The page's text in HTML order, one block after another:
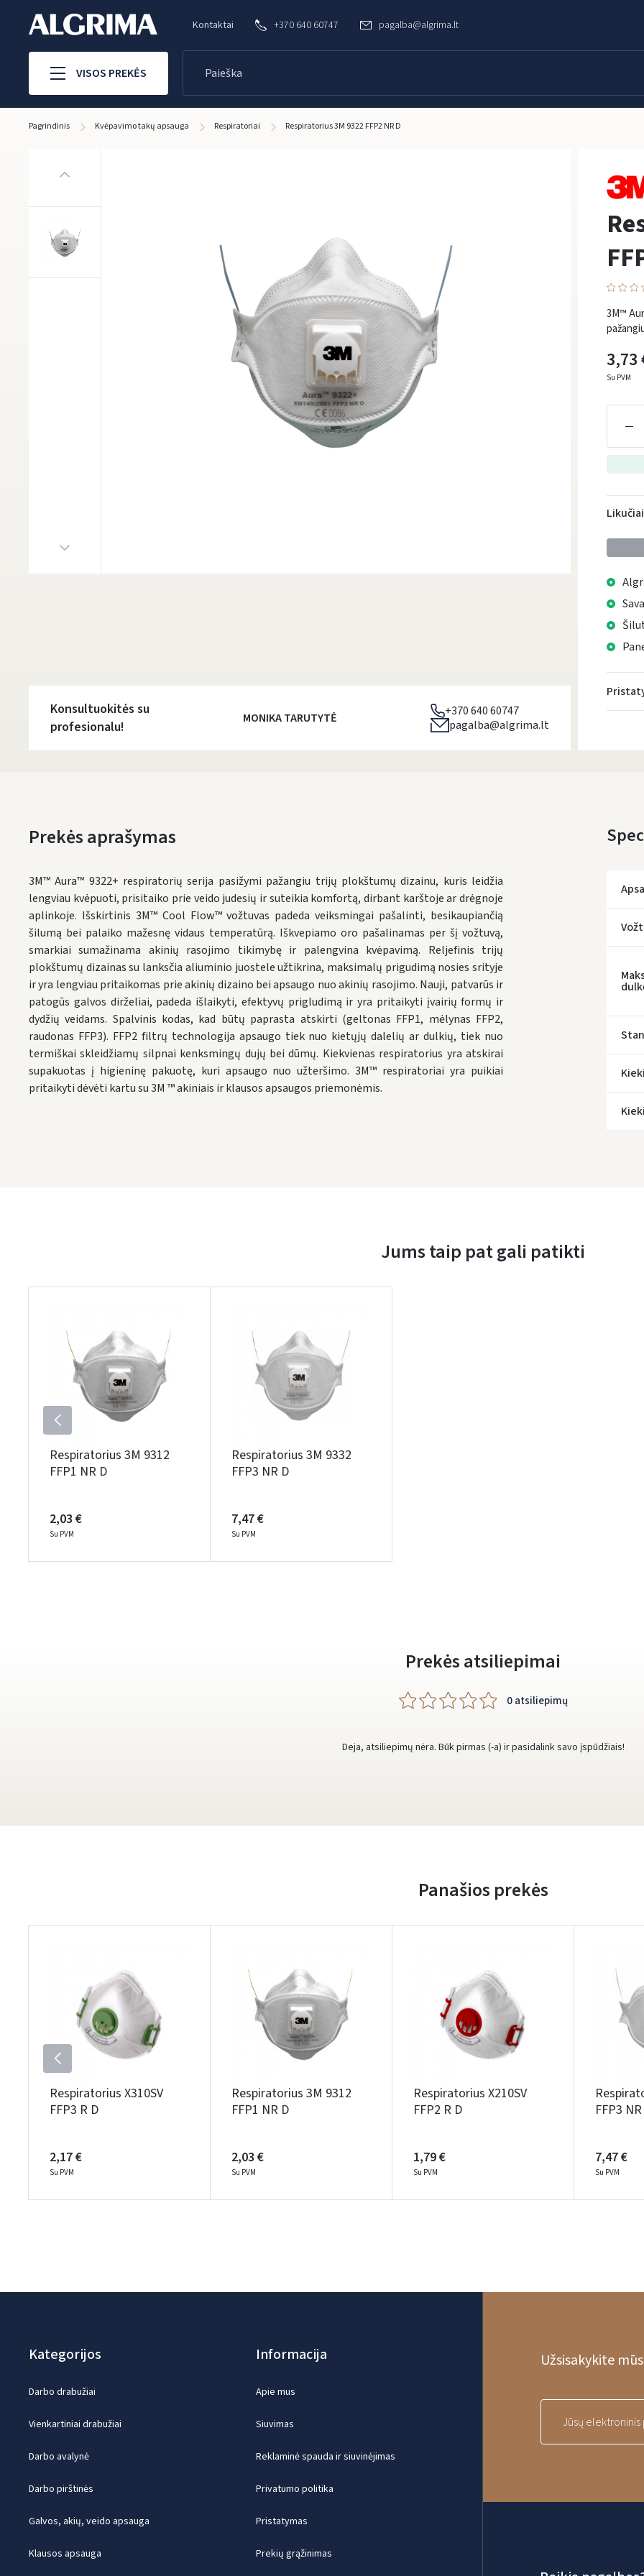
Kontaktai +370 640 60747 pagalba@algrima.lt
VISOS PREKĖS
Pagrindinis Kvėpavimo takų apsauga Respiratoriai Respiratorius 3M 9322 FFP2 NR D
3M™
3,73
Su PVM
*
Konsultuokitės su
profesionalu!
MONIKA TARUTYTĖ
+370 640 60747
pagalba@algrima.lt
Prekės aprašymas
3M™ Aura™ 9322+ respiratorių serija pasižymi pažangiu trijų plokštumų dizainu, kuris leidžia
lengviau kvėpuoti, prisitaiko prie veido judesių ir suteikia komfortą, dirbant karštoje ar drėgnoje
aplinkoje. Išskirtinis 3M™ Cool Flow™ vožtuvas padeda veiksmingai pašalinti, besikaupiančią
šilumą bei palaiko mažesnę vidaus temperatūrą. Iškvepiamo oro pašalinamas per šį vožtuvą,
smarkiai sumažinama akinių rasojimo tikimybę ir palengvina kvėpavimą. Reljefinis trijų
plokštumų dizainas su lanksčia aliuminio juostele užtikrina, maksimalų prigudimą nosies srityje
ir yra lengviau pritaikomas prie akinių dizaino bei apsaugo nuo akinių rasojimo. Nauji, patvarūs ir
patogūs galvos dirželiai, padeda išlaikyti, efektyvų prigludimą ir yra pritaikyti įvairių formų ir
dydžių veidams. Spalvinis kodas, kad būtų paprasta atskirti (geltonas FFP1, mėlynas FFP2,
raudonas FFP3). FFP2 filtrų technologija apsaugo tiek nuo kietųjų dalelių ar dulkių, tiek nuo
termiškai skleidžiamų silpnai kenksmingų dujų bei dūmų. Kiekvienas respiratorius yra atskirai
supakuotas į higieninę pakuotę, kuri apsaugo nuo užteršimo. 3M™ respiratoriai yra puikiai
pritaikyti dėvėti kartu su 3M ™ akiniais ir klausos apsaugos priemonėmis.
Jums taip pat gali patikti
Respiratorius 3M 9312
FFP1 NR D
2,03 €
Su PVM
Respiratorius 3M 9332
FFP3 NR D
7,47 €
Su PVM
Prekės atsiliepimai
0 atsiliepimų
Deja, atsiliepimų nėra. Būk pirmas (-a) ir pasidalink savo įspūdžiais!
Panašios prekės
Respiratorius X310SV
FFP3 R D
2,17 €
Su PVM
Respiratorius 3M 9312
FFP1 NR D
2,03 €
Su PVM
Respiratorius X210SV
FFP2 R D
1,79 €
Su PVM
FFP3
7,47 €
Su PVM
Kategorijos
Darbo drabužiai
Vienkartiniai drabužiai
Darbo avalynė
Darbo pirštinės
Galvos, akių, veido apsauga
Klausos apsauga
Informacija
Apie mus
Siuvimas
Reklaminė spauda ir siuvinėjimas
Privatumo politika
Pristatymas
Prekių grąžinimas
Užsisakykite